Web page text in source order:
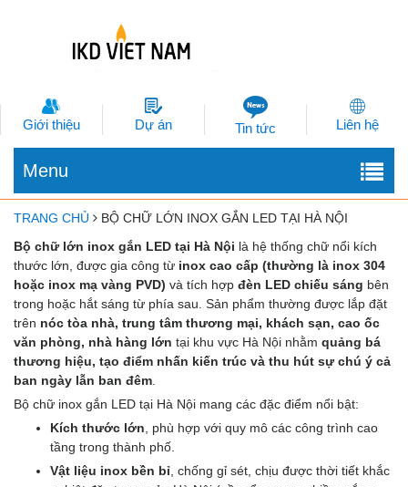
Giới thiệu Dự án Tin tức Liên hệ
Menu
TRANG CHỦ
BỘ CHỮ LỚN INOX GẮN LED TẠI HÀ NỘI
Bộ chữ lớn inox gắn LED tại Hà Nội là hệ thống chữ nổi kích
thước lớn, được gia công từ inox cao cấp (thường là inox 304
hoặc inox mạ vàng PVD) và tích hợp đèn LED chiếu sáng bên
trong hoặc hắt sáng từ phía sau. Sản phẩm thường được lắp đặt
trên nóc tòa nhà, trung tâm thương mại, khách sạn, cao ốc
văn phòng, nhà hàng lớn tại khu vực Hà Nội nhằm quảng bá
thương hiệu, tạo điểm nhấn kiến trúc và thu hút sự chú ý cả
ban ngày lẫn ban đêm
Bộ chữ inox gắn LED tại Hà Nội mang các đặc điểm nổi bật:
Kích thước lớn , phù hợp với quy mô các công trình cao
tầng trong thành phố.
Vật liệu inox bền bỉ , chống gỉ sét, chịu được thời tiết khắc